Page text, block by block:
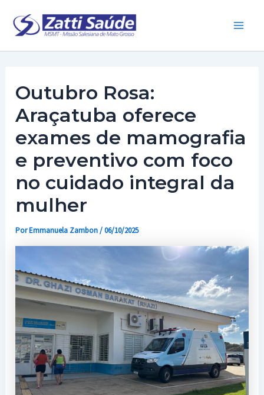
para
Outubro Rosa:
Araçatuba oferece
exames de mamografia
e preventivo com foco
no cuidado integral da
mulher
PorEmmanuela Zambon/06/10/2025